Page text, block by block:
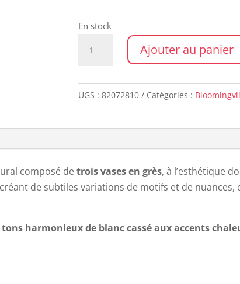
En stock
de
Ajouter au panier
UGS : 82072810 Catégories :
composé detrois vases en grès, à l’esthétique
de subtiles variations de motifs et de nuances,
tons harmonieux de blanc cassé aux accents